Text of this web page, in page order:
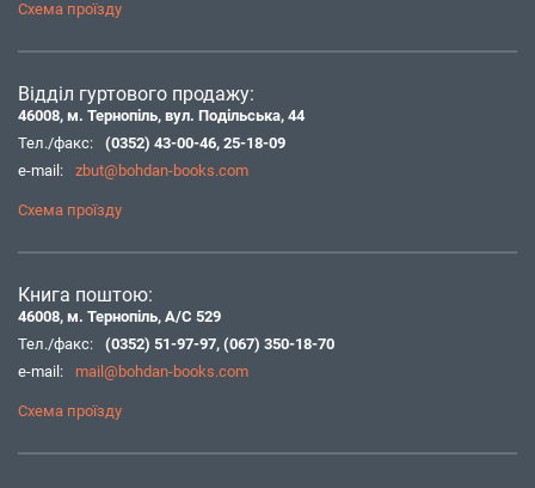
Схема проїзду
Відділ гуртового продажу:
46008, м. Тернопіль, вул. Подільська, 44
Тел./факс:
(0352) 43-00-46, 25-18-09
e-mail:
zbut@bohdan-books.com
Схема проїзду
Книга поштою:
46008, м. Тернопіль, А/С 529
Тел./факс:
(0352) 51-97-97, (067) 350-18-70
e-mail:
mail@bohdan-books.com
Схема проїзду